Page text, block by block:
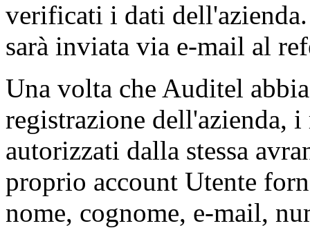
verificati i dati
sarà inviata via e-mail al
Una volta che Auditel
registrazione dell'azienda,
autorizzati dalla stessa
proprio account Utente
nome, cognome, e-mail,